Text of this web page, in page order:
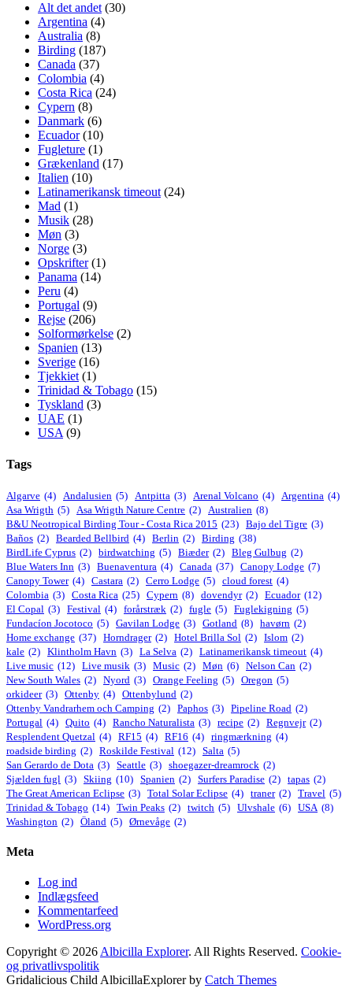
Alt det andet (30)
Argentina (4)
Australia (8)
Birding (187)
Canada (37)
Colombia (4)
Costa Rica (24)
Cypern (8)
Danmark (6)
Ecuador(10)
Fugleture (1)
Grækenland (17)
Italien (10)
Latinamerikansk timeout (24)
Mad (1)
Musik (28)
Møn (3)
Norge (3)
Opskrifter(1)
Panama (14)
Peru (4)
Portugal (9)
Rejse (206)
Solformørkelse (2)
Spanien (13)
Sverige (16)
Tjekkiet (1)
Trinidad & Tobago (15)
Tyskland (3)
UAE (1)
USA (9)
Tags
Algarve (4) Andalusien (5) Antpitta (3) Arenal Volcano (4) Argentina (4)
Asa Wrigth (5) Asa Wrigth Nature Centre (2) Australien (8)
B&U Neotropical Birding Tour - Costa Rica 2015 (23) Bajo del Tigre (3)
Baños (2) Bearded Bellbird (4) Berlin (2) Birding (38)
BirdLife Cyprus (2) birdwatching (5) Biæder (2) Bleg Gulbug (2)
Blue Waters Inn (3) Buenaventura (4) Canada (37) Canopy Lodge (7)
Canopy Tower (4) Castara (2) Cerro Lodge (5) cloud forest (4)
Colombia (3) Costa Rica (25) Cypern (8) dovendyr (2) Ecuador (12)
El Copal (3) Festival (4) forårstræk (2) fugle (5) Fuglekigning (5)
Fundacíon Jocotoco (5) Gavilan Lodge (3) Gotland (8) havørn (2)
Home exchange (37) Horndrager (2) Hotel Brilla Sol (2) Islom (2)
kale (2) Klintholm Havn (3) La Selva (2) Latinamerikansk timeout (4)
Live music (12) Live musik (3) Music (2) Møn (6) Nelson Can (2)
New South Wales (2) Nyord (3) Orange Feeling (5) Oregon (5)
orkideer (3) Ottenby (4) Ottenbylund (2)
Ottenby Vandrarhem och Camping (2) Paphos (3) Pipeline Road (2)
Portugal (4) Quito (4) Rancho Naturalista (3) recipe (2) Regnvejr (2)
Resplendent Quetzal (4) RF15 (4) RF16 (4) ringmærkning (4)
roadside birding (2) Roskilde Festival (12) Salta (5)
San Gerardo de Dota (3) Seattle (3) shoegazer-dreamrock (2)
Sjælden fugl (3) Skiing (10) Spanien (2) Surfers Paradise (2) tapas (2)
The Great American Eclipse (3) Total Solar Eclipse (4) traner (2) Travel (5)
Trinidad & Tobago (14) Twin Peaks (2) twitch (5) Ulvshale (6) USA (8)
Washington (2) Öland (5) Ørnevåge (2)
Meta
Log ind
Indlægsfeed
Kommentarfeed
WordPress.org
Copyright © 2026 Albicilla Explorer. All Rights Reserved. Cookie-
og privatlivspolitik
Gridalicious Child AlbicillaExplorer by Catch Themes